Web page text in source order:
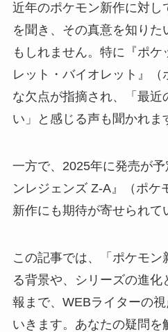
近年のポケモン新作に対し
を聞き、その真意を知り
もしれません。特に『ポ
レット・バイオレット』（
な欠点が指摘され、「最近
い」と感じる声も聞かれま
一方で、2025年に発売が
ンレジェンズ Z-A』（ポケ
新作にも期待が寄せられて
この記事では、「ポケモ
る背景や、シリーズの進
報まで、WEBライターの
いきます。あなたの疑問を